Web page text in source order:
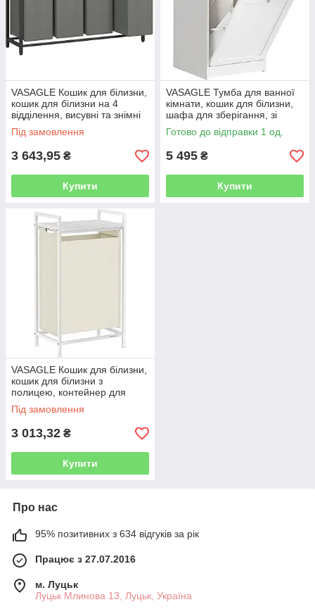
VASAGLE Кошик для білизни,
кошик для білизни на 4
відділення, висувні та знімні
мішки зі вставками, полиця
для одягу, металевий
Під замовлення
3 643,95 ₴
Купити
VASAGLE Тумба для ванної
кімнати, кошик для білизни,
шафа для зберігання, зі
знімною внутрішньою сумкою
з ручками, 1 ящиком і 1
Готово до відправки 1 од.
5 495 ₴
Купити
VASAGLE Кошик для білизни,
кошик для білизни з
полицею, контейнер для
білизни, мішок для білизни з
тканини Оксфорд,
Під замовлення
3 013,32 ₴
Купити
Про нас
95% позитивних з 634 відгуків за рік
Працює з 27.07.2016
м. Луцьк
Луцьк Млинова 13, Луцьк, Україна